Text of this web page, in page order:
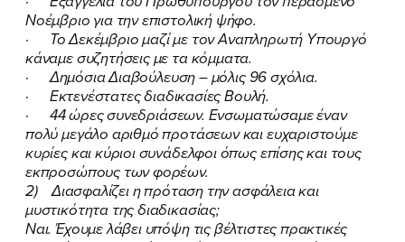
Νοέμβριο για την επιστολική ψήφο.
· Το Δεκέμβριο μαζί με τον Αναπληρωτή Υπουργό
κάναμε συζητήσεις με τα κόμματα.
· Δημόσια Διαβούλευση – μόλις 96 σχόλια.
· Εκτενέστατες διαδικασίες Βουλή.
· 44 ώρες συνεδριάσεων. Ενσωματώσαμε έναν
πολύ μεγάλο αριθμό προτάσεων και ευχαριστούμε
κυρίες και κύριοι συνάδελφοι όπως επίσης και τους
εκπροσώπους των φορέων.
2) Διασφαλίζει η πρόταση την ασφάλεια και
μυστικότητα της διαδικασίας;
Ναι. Έχουμε λάβει υπόψη τις βέλτιστες πρακτικές